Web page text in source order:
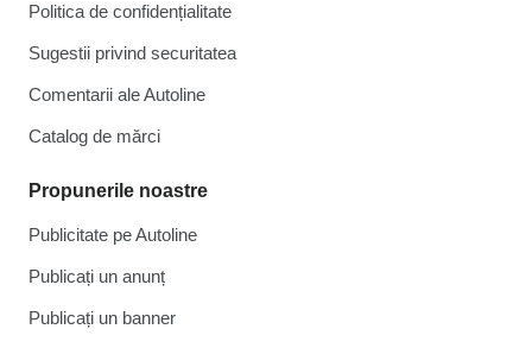
Politica de confidențialitate
Sugestii privind securitatea
Comentarii ale Autoline
Catalog de mărcі
Propunerile noastre
Publicitate pe Autoline
Publicați un anunț
Publicați un banner